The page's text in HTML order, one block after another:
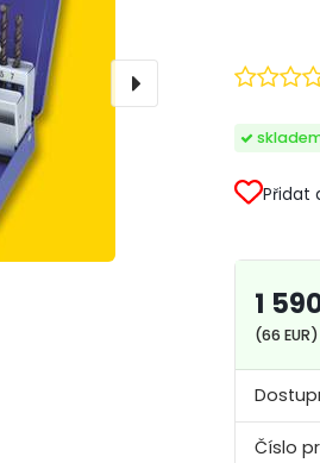
Přidat
Číslo
1
(66 EUR)